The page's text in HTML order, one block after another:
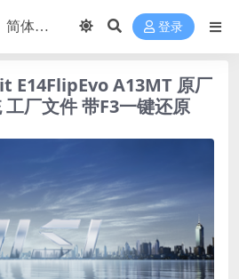
登录
E14FlipEvo A13MT 原厂
厂文件 带F3一键还原